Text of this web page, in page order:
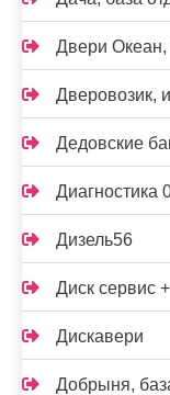
Двери
Дверовозик,
Дедовские
Диагностика
Дизель56
Диск сервис +
Дискавери
Добрыня,